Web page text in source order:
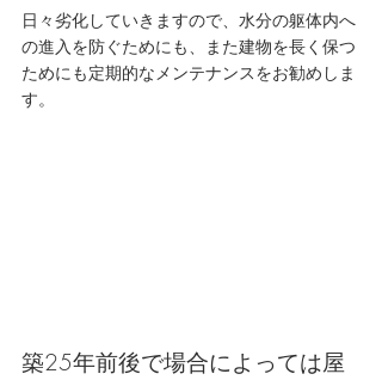
日々劣化していきますので、水分の躯体内へ
の進入を防ぐためにも、また建物を長く保つ
ためにも定期的なメンテナンスをお勧めしま
す。
築25年前後で場合によっては屋